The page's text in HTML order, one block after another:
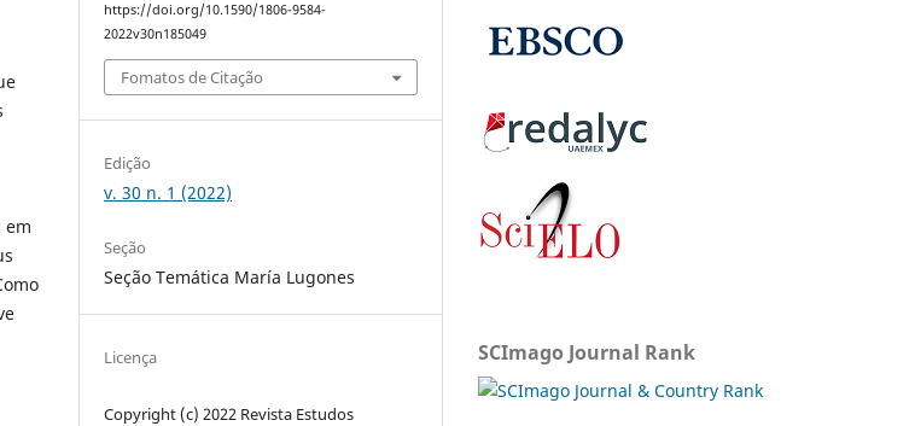
em
https://doi.org/10.1590/1806-9584-
2022v30n185049
Fomatos de Citação
Edição
v. 30 n. 1 (2022)
Seção
Seção Temática María Lugones
Licença
Copyright (c) 2022 Revista Estudos
SCImago Journal Rank